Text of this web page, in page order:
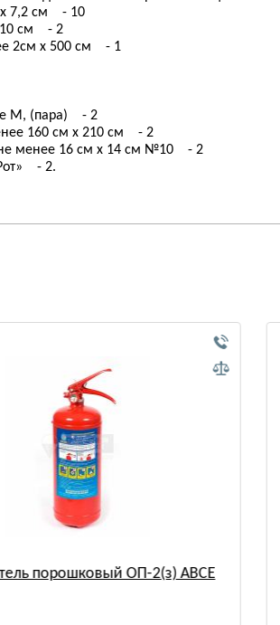
х 7,2 см - 10
10 см - 2
2см х 500 см - 1
М, (пара) - 2
160 см х 210 см - 2
менее 16 см х 14 см №10 - 2
- 2.
порошковый ОП-2(з) АВСЕ